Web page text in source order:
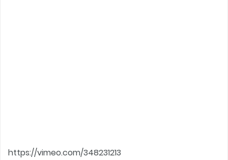
https://vimeo.com/348231213